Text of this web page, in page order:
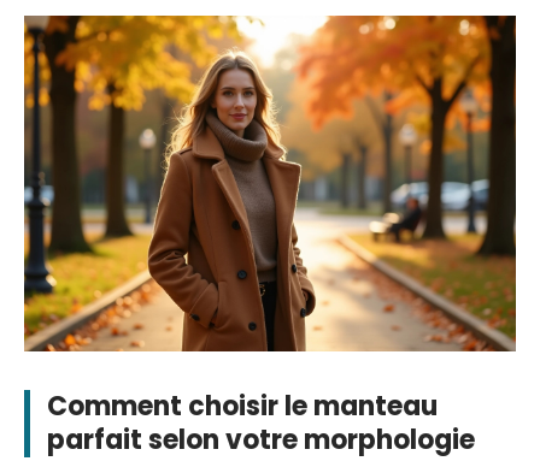
Comment choisir le manteau
parfait selon votre morphologie